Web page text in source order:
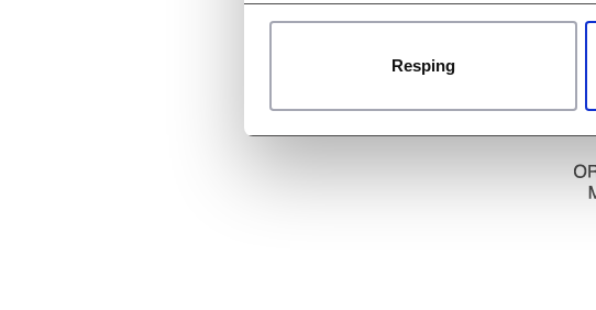
Resping